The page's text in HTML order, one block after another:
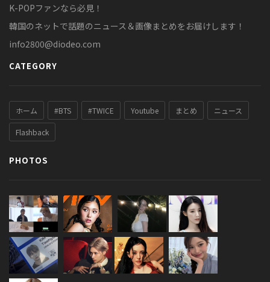
K-POPファンなら必見！
韓国のネットで話題のニュース＆画像まとめをお届けします！
info2800@diodeo.com
CATEGORY
ホーム #BTS #TWICE Youtube まとめ ニュース
Flashback
PHOTOS